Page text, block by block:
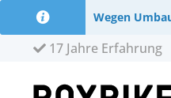
Wegen
17 Jahre Erfahrung